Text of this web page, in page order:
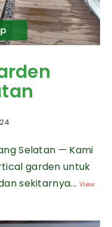
Selatan — Kami
garden untuk
sekitarnya... View